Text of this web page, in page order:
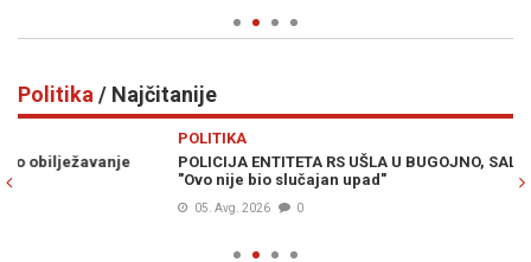
Politika / Najčitanije
POLICIJA ENTITETA RS UŠLA U BUGOJNO, SALKIĆ UPOZORAVA:
"Ovo nije bio slučajan upad"